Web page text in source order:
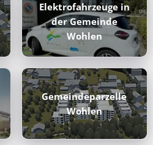
Elektrofahrzeuge in
der Gemeinde
Wohlen
Gemeindeparzelle
Wohlen